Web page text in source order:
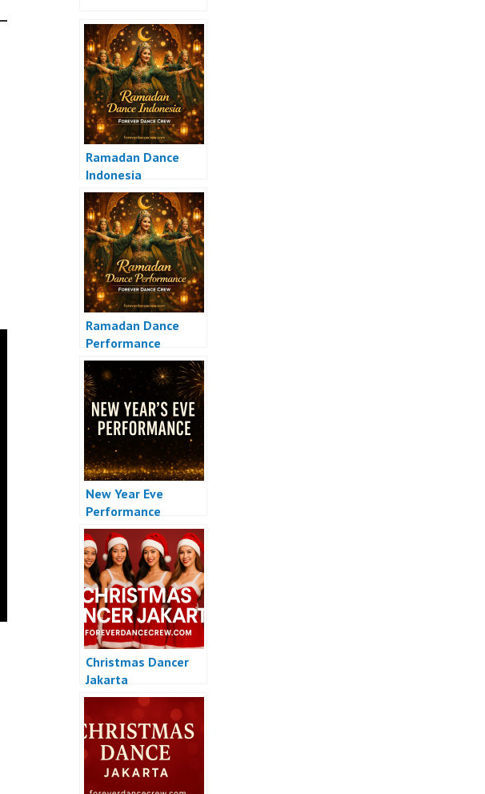
Ramadan Dance
Indonesia
Ramadan Dance
Performance
New Year Eve
Performance
Christmas Dancer
Jakarta